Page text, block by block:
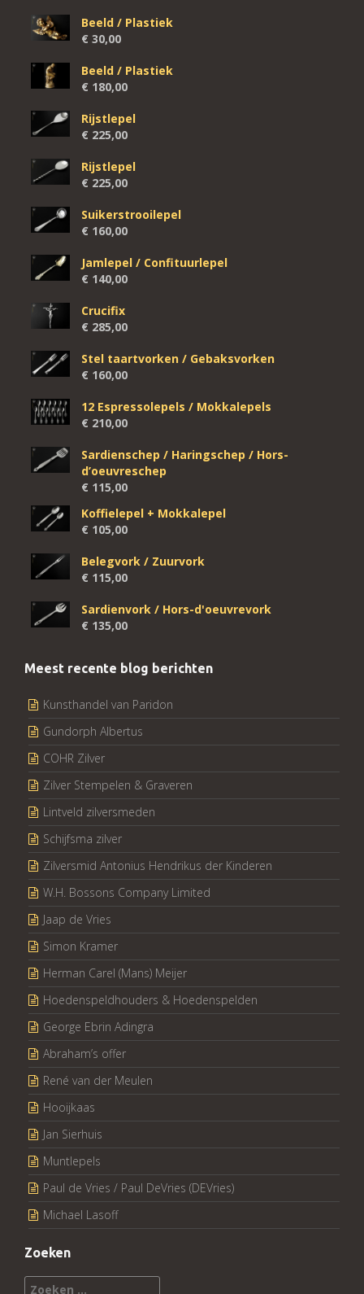
Beeld / Plastiek
€ 30,00
Beeld / Plastiek
€ 180,00
Rijstlepel
€ 225,00
Rijstlepel
€ 225,00
Suikerstrooilepel
€ 160,00
Jamlepel / Confituurlepel
€ 140,00
Crucifix
€ 285,00
Stel taartvorken / Gebaksvorken
€ 160,00
12 Espressolepels / Mokkalepels
€ 210,00
Sardienschep / Haringschep / Hors-
d’oeuvreschep
€ 115,00
Koffielepel + Mokkalepel
€ 105,00
Belegvork / Zuurvork
€ 115,00
Sardienvork / Hors-d'oeuvrevork
€ 135,00
Meest recente blog berichten
Kunsthandel van Paridon
Gundorph Albertus
COHR Zilver
Zilver Stempelen & Graveren
Lintveld zilversmeden
Schijfsma zilver
Zilversmid Antonius Hendrikus der Kinderen
W.H. Bossons Company Limited
Jaap de Vries
Simon Kramer
Herman Carel (Mans) Meijer
Hoedenspeldhouders & Hoedenspelden
George Ebrin Adingra
Abraham’s offer
René van der Meulen
Hooijkaas
Jan Sierhuis
Muntlepels
Paul de Vries / Paul DeVries (DEVries)
Michael Lasoff
Zoeken
Zoeken